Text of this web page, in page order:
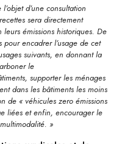
d’une consultation
sera directement
leurs émissions historiques. De
encadrer l’usage de cet
suivants, en donnant la
le
supporter les ménages
dans les bâtiments les moins
de « véhicules zero émissions
liées et enfin, encourager le
»